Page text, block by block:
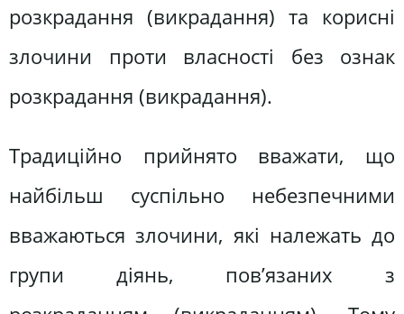
розкрадання (викрадання) та корисні
злочини проти власності без ознак
розкрадання (викрадання).
Традиційно прийнято вважати, що
найбільш суспільно небезпечними
вважаються злочини, які належать до
групи діянь, пов’язаних з